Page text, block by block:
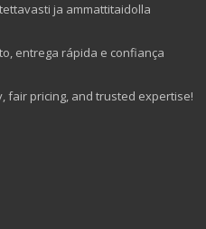
ja ammattitaidolla
entrega rápida e confiança
fair pricing, and trusted expertise!